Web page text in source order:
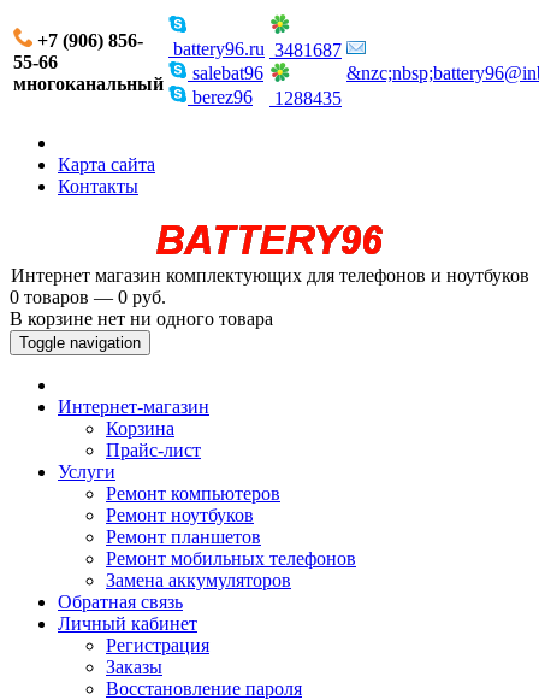
+7 (906) 856-
55-66
многоканальный
battery96.ru
salebat96
berez96
3481687
1288435
Карта сайта
Контакты
Интернет магазин комплектующих для телефонов и ноутбуков
0 товаров — 0 руб.
В корзине нет ни одного товара
Toggle navigation
Интернет-магазин
Корзина
Прайс-лист
Услуги
Ремонт компьютеров
Ремонт ноутбуков
Ремонт планшетов
Ремонт мобильных телефонов
Замена аккумуляторов
Обратная связь
Личный кабинет
Регистрация
Заказы
Восстановление пароля